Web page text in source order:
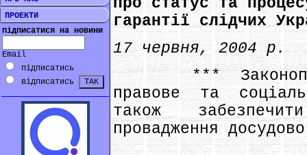
ПРОЕКТИ
підписатися на новини
Email
підписатись
відписатись
гарантії слідчих
17 червня, 2004 р.
***
правове та
також
провадження